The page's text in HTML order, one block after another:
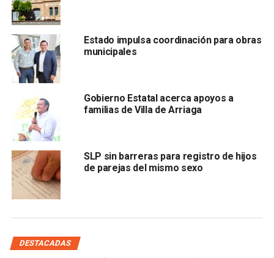
trenes de movilidad.
Añadió que él considera que esta queja no va a proceder,
giro, el cual no es el caso.
El secretario general recalcó que
trayendo un importante beneficio a la conectividad del
Estado impulsa coordinación para obras
municipales
Gobierno Estatal acerca apoyos a
familias de Villa de Arriaga
SLP sin barreras para registro de hijos
de parejas del mismo sexo
DESTACADAS